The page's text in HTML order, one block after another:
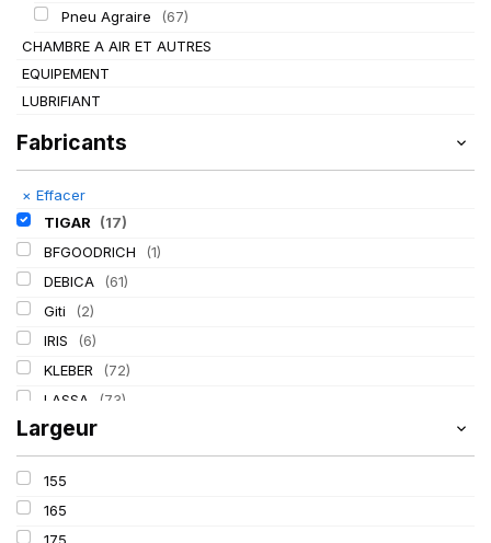
Pneu Agraire
(67)
CHAMBRE A AIR ET AUTRES
EQUIPEMENT
LUBRIFIANT
Fabricants
× Effacer
TIGAR
(17)
BFGOODRICH
(1)
DEBICA
(61)
Giti
(2)
IRIS
(6)
KLEBER
(72)
LASSA
(73)
LING LONG
MICHELIN (133)
PIRELLI
Largeur
155
165